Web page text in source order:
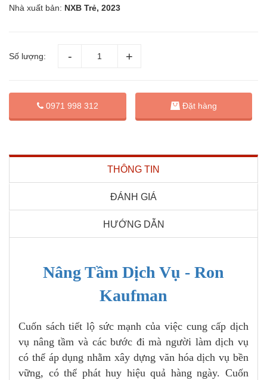
Nhà xuất bản: NXB Trẻ, 2023
Số lượng:
0971 998 312 Đặt hàng
THÔNG TIN
ĐÁNH GIÁ
HƯỚNG DẪN
Nâng Tầm Dịch Vụ - Ron
Kaufman
Cuốn sách tiết lộ sức mạnh của việc cung cấp dịch
vụ nâng tầm và các bước đi mà người làm dịch vụ
có thể áp dụng nhằm xây dựng văn hóa dịch vụ bền
vững, có thể phát huy hiệu quả hàng ngày. Cuốn